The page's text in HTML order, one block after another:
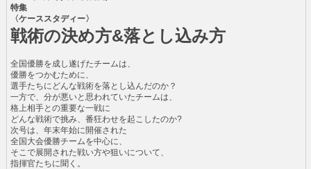
特集
〈ケーススタディー〉
戦術の決め方&落とし込み方
全国優勝を成し遂げたチームは、
優勝をつかむために、
選手たちにどんな戦術を落とし込んだのか？
一方で、分が悪いと思われていたチームは、
格上相手との重要な一戦に
どんな戦術で挑み、番狂わせを起こしたのか?
次号は、年末年始に開催された
全国大会優勝チームを中心に、
そこで展開された戦い方や狙いについて、
指揮官たちに聞く。